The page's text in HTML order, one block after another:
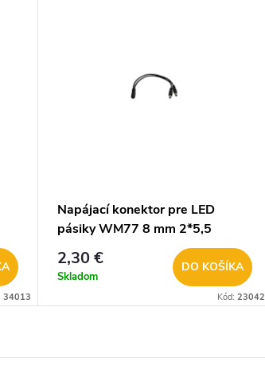
34013
Napájací konektor pre LED
pásiky WM77 8 mm 2*5,5
2,30 €
Skladom
DO KOŠÍKA
Kód: 23042